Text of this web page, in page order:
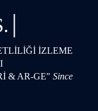
|
İZLEME
& AR-GE" Since